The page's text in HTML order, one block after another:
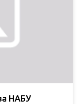
НАБУ